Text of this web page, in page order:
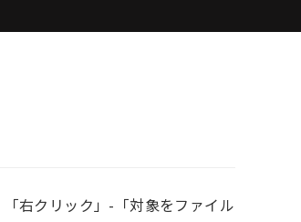
右クリック」-「対象をファイル